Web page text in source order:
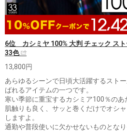
6位 カシミヤ 100% 大判 チェック ス
33色
13,800円
あらゆるシーンで日頃大活躍するスト
ばれるアイテムの一つです。
寒い季節に重宝するカシミア100％のあ
肌触りも良く、サッと巻くだけでオシ
しますよ。
通勤や普段使いに欠かせないものとなり